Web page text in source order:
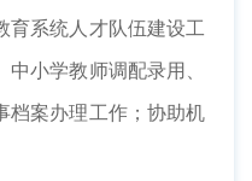
育系统人才队伍建设工
小学教师调配录用、
档案办理工作；协助机